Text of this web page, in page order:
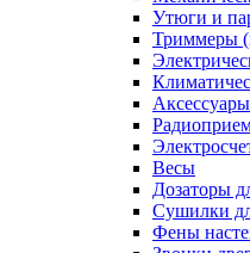
Утюги и
Триммеры
Весы
Дозаторы
Сушилки
Фены